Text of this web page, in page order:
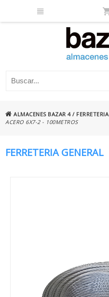
ALMACENES BAZAR 4/ FERRETERIA
ACERO 6X7-2 - 100METROS
FERRETERIA GENERAL